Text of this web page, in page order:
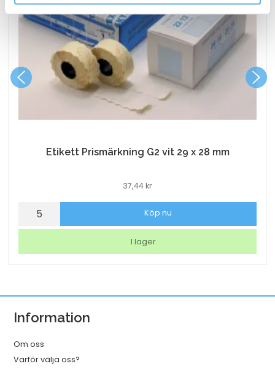
Etikett Prismärkning G2 vit 29 x 28 mm
37,44kr
Etikett
Prismärkning
vit
28
mm
Köp nu
I lager
Information
Om oss
Varför välja oss?